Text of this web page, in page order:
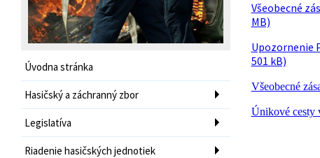
Úvodna stránka
Hasičský a záchranný zbor
Legislatíva
Riadenie hasičských jednotiek
Všeobecné
MB)
Upozornenie
501 kB)
Všeobecné
Únikové cesty